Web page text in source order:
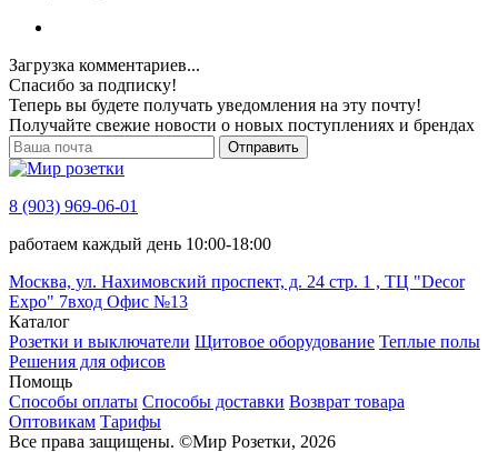
Загрузка комментариев...
Спасибо за подписку!
Теперь вы будете получать уведомления на эту почту!
Получайте свежие новости о новых поступлениях и брендах
Отправить
8 (903) 969-06-01
работаем каждый день 10:00-18:00
Москва, ул. Нахимовский проспект, д. 24 стр. 1 , ТЦ "Decor
Expo" 7вход Офис №13
Каталог
Розетки и выключатели Щитовое оборудование Теплые полы
Решения для офисов
Помощь
Способы оплаты Способы доставки Возврат товара
Оптовикам Тарифы
Все права защищены. ©Мир Розетки, 2026